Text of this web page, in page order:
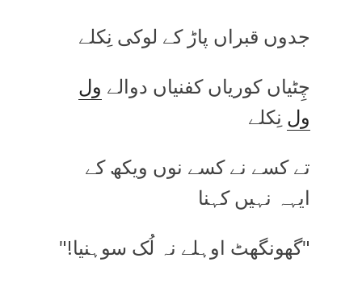
جدوں قبراں پاڑ کے لوکی نِکلے
چِٹیاں کوریاں کفنیاں دوالے ول
ول نِکلے
تے کسے نے کسے نوں ویکھ کے
ایہہ نہیں کہنا
"گھونگھٹ اوہلے نہ لُک سوہنیا!"